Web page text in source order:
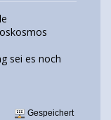
sei es noch
Gespeichert